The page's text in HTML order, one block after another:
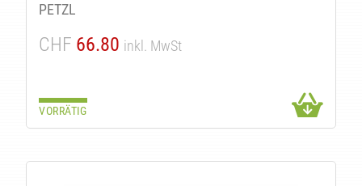
PETZL
CHF 66.80 inkl. MwSt
VORRÄTIG